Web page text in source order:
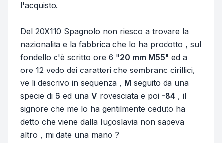
l'acquisto.
Del 20X110 Spagnolo non riesco a trovare la
nazionalita e la fabbrica che lo ha prodotto , sul
fondello c'è scritto ore 6 "20 mm M55" ed a
ore 12 vedo dei caratteri che sembrano cirillici,
ve li descrivo in sequenza , M seguito da una
specie di 6 ed una V rovesciata e poi -84 , il
signore che me lo ha gentilmente ceduto ha
detto che viene dalla Iugoslavia non sapeva
altro , mi date una mano ?